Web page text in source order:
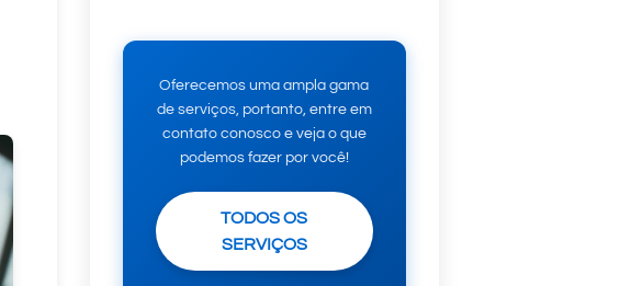
Oferecemos uma ampla gama
de serviços, portanto, entre em
contato conosco e veja o que
podemos fazer por você!
TODOS OS
SERVIÇOS